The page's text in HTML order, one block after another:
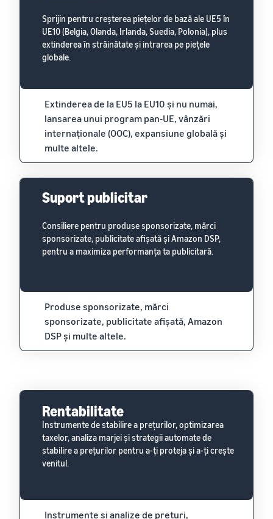
Sprijin pentru creșterea piețelor de bază ale UE5 în
UE10 (Belgia, Olanda, Irlanda, Suedia, Polonia), plus
extinderea în străinătate și intrarea pe piețele
globale.
Extinderea de la EU5 la EU10 și nu numai,
lansarea unui program pan-UE, vânzări
internaționale (OOC), expansiune globală și
multe altele.
Suport publicitar
Consiliere pentru produse sponsorizate, mărci
sponsorizate, publicitate afișată și Amazon DSP,
pentru a maximiza performanța ta publicitară.
Produse sponsorizate, mărci
sponsorizate, publicitate afișată, Amazon
DSP și multe altele.
Rentabilitate
Instrumente de stabilire a prețurilor, optimizarea
taxelor, analiza marjei și strategii automate de
stabilire a prețurilor pentru a-ți proteja și a-ți crește
venitul.
Instrumente și analize de prețuri,